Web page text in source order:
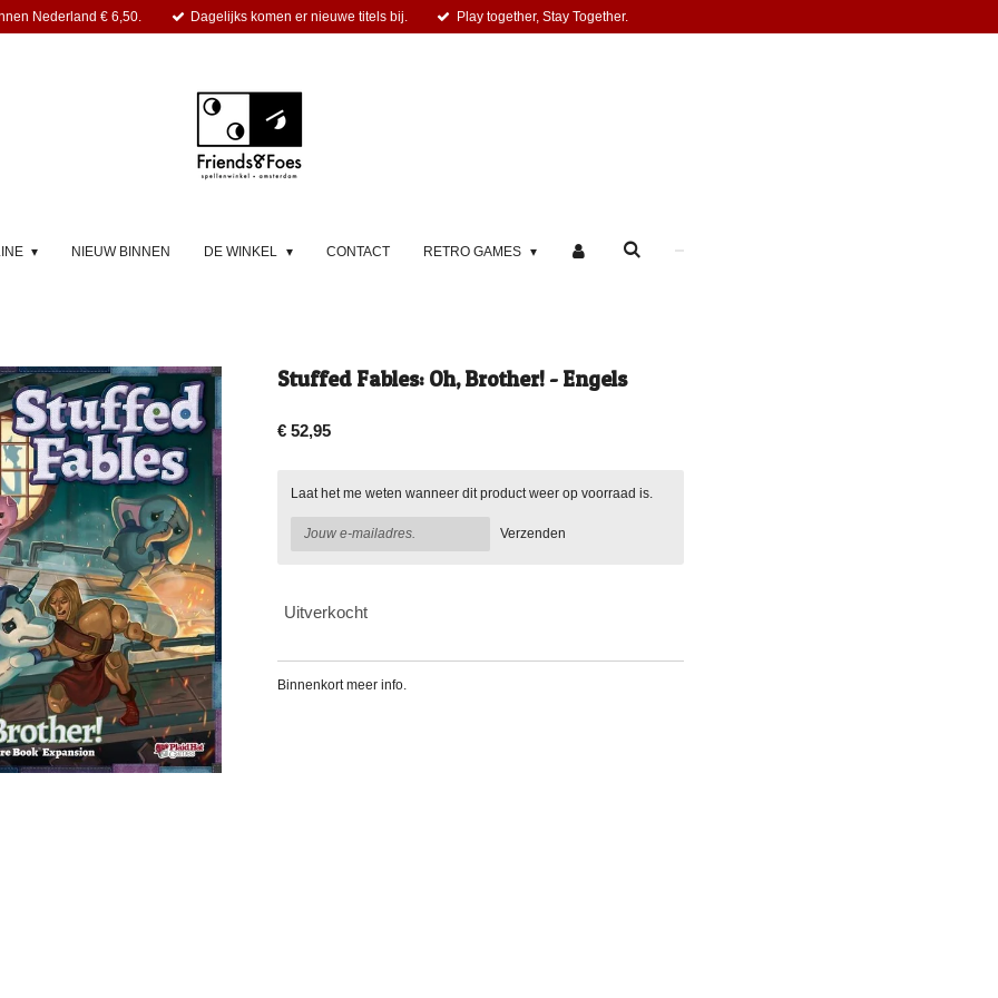
Nederland € 6,50. Dagelijks komen er nieuwe titels bij. Play together, Stay Together.
NIEUW BINNEN DE WINKEL CONTACT RETRO GAMES
Stuffed Fables: Oh, Brother! - Engels
€ 52,95
Laat het me weten wanneer dit product weer op voorraad is.
Verzenden
Uitverkocht
Binnenkort meer info.